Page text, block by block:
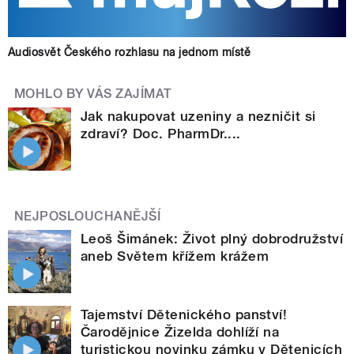
Audiosvět Českého rozhlasu na jednom místě
MOHLO BY VÁS ZAJÍMAT
Jak nakupovat uzeniny a nezničit si
zdraví? Doc. PharmDr....
NEJPOSLOUCHANĚJŠÍ
Leoš Šimánek: Život plný dobrodružství
aneb Světem křížem krážem
Tajemství Dětenického panství!
Čarodějnice Žizelda dohlíží na
turistickou novinku zámku v Dětenicích